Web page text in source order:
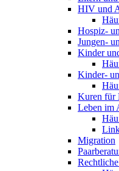
HIV und
Hospiz-
Jungen-
Kinder
Kinder-
Kuren für
Leben im
Migration